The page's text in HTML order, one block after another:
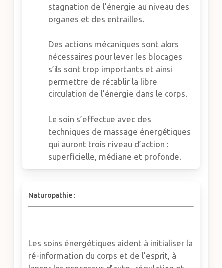
stagnation de l’énergie au niveau des
organes et des entrailles.
Des actions mécaniques sont alors
nécessaires pour lever les blocages
s’ils sont trop importants et ainsi
permettre de rétablir la libre
circulation de l’énergie dans le corps.
Le soin s’effectue avec des
techniques de massage énergétiques
qui auront trois niveau d’action :
superficielle, médiane et profonde.
Naturopathie :
Les soins énergétiques aident à initialiser la
ré-information du corps et de l’esprit, à